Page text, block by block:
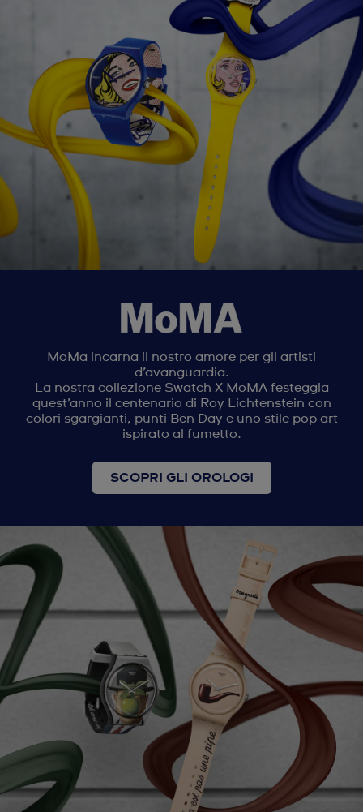
MoMa incarna il nostro amore per gli artisti
d’avanguardia.
La nostra collezione Swatch X MoMA festeggia
quest’anno il centenario di Roy Lichtenstein con
colori sgargianti, punti Ben Day e uno stile pop art
ispirato al fumetto.
SCOPRI GLI OROLOGI